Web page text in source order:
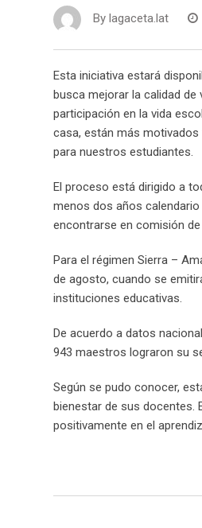
By lagaceta.lat
Esta iniciativa estará
busca mejorar la calidad
participación en la vida
casa, están más
para nuestros estudiantes.
El proceso está dirigido a
menos dos años
encontrarse en comisión
Para el régimen Sierra –
de agosto, cuando se
instituciones educativas.
De acuerdo a datos
943 maestros lograron su
Según se pudo conocer,
bienestar de sus docentes.
positivamente en el